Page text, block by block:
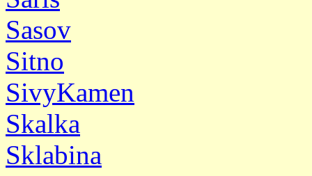
Sasov
Sitno
SivyKamen
Skalka
Sklabina